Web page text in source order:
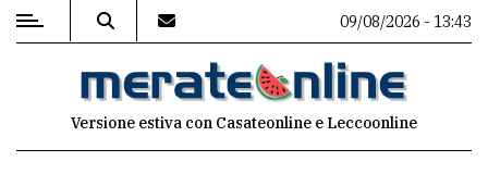
MENU
09/08/2026 - 13:43
Versione estiva con Casateonline e Leccoonline